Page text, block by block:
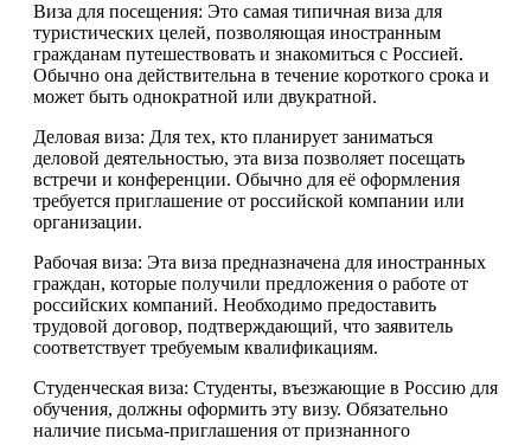
Виза для посещения: Это самая типичная виза для
туристических целей, позволяющая иностранным
гражданам путешествовать и знакомиться с Россией.
Обычно она действительна в течение короткого срока и
может быть однократной или двукратной.
Деловая виза: Для тех, кто планирует заниматься
деловой деятельностью, эта виза позволяет посещать
встречи и конференции. Обычно для её оформления
требуется приглашение от российской компании или
организации.
Рабочая виза: Эта виза предназначена для иностранных
граждан, которые получили предложения о работе от
российских компаний. Необходимо предоставить
трудовой договор, подтверждающий, что заявитель
соответствует требуемым квалификациям.
Студенческая виза: Студенты, въезжающие в Россию для
обучения, должны оформить эту визу. Обязательно
наличие письма-приглашения от признанного